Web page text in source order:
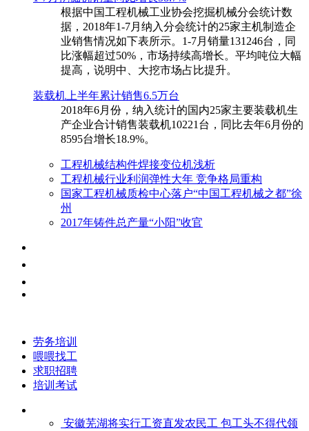
根据中国工程机械工业协会挖掘机械分会统计数
据，2018年1-7月纳入分会统计的25家主机制造企
业销售情况如下表所示。1-7月销量131246台，同
比涨幅超过50%，市场持续高增长。平均吨位大幅
提高，说明中、大挖市场占比提升。
装载机上半年累计销售6.5万台
​2018年6月份，纳入统计的国内25家主要装载机生
产企业合计销售装载机10221台，同比去年6月份的
8595台增长18.9%。
工程机械结构件焊接变位机浅析
工程机械行业利润弹性大年 竞争格局重构
国家工程机械质检中心落户“中国工程机械之都”徐
州
2017年铸件总产量“小阳”收官
劳务培训
喂喂找工
求职招聘
培训考试
安徽芜湖将实行工资直发农民工 包工头不得代领